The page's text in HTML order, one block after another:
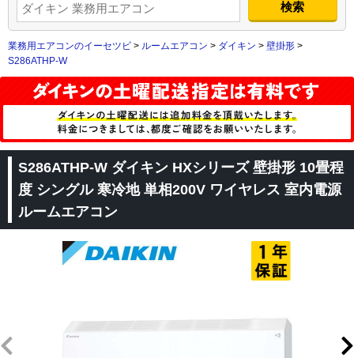
業務用エアコンのイーセツビ > ルームエアコン > ダイキン > 壁掛形 >
S286ATHP-W
S286ATHP-W ダイキン HXシリーズ 壁掛形 10畳程
度 シングル 寒冷地 単相200V ワイヤレス 室内電源
ルームエアコン